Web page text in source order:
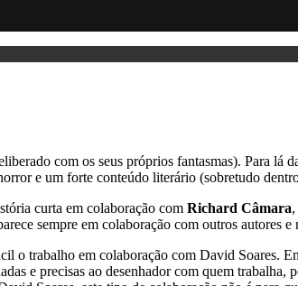
com os seus próprios fantasmas). Para lá
e um forte conteúdo literário (sobretudo
curta em colaboração com Richard Câmara
sempre em colaboração com outros autores
o trabalho em colaboração com David Soares.
e precisas ao desenhador com quem trabalha,